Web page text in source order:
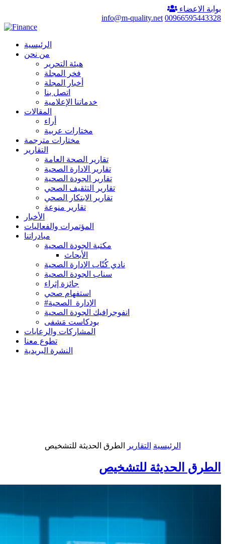
بوابة الاعضاء
00966595443328
info@m-quality.net
الرئيسية
من نحن
هيئة التحرير
فخر المجلة
أخبار المجلة
اتصل بنا
خدماتنا الإعلامية
المقالات
أراء
مختارات عربية
مختارات مترجمة
التقارير
تقارير الصحة العامة
تقارير الادارة الصحية
تقارير الجودة الصحية
تقارير التثقيف الصحي
تقارير الابتكار الصحي
تقارير منوعة
الأخبار
المؤتمرات والفعاليات
مبادراتنا
مكتبة الجودة الصحية
الأبحاث
نادي كُتّاب الإدارة الصحية
سناب الجودة الصحية
جائزة إثراء
استفهام صحي
#الإدارة_الصحية
انفوجرافيك الجودة الصحية
بودكاست مَشفى
المشاركات والرعايات
تطوع معنا
النشرة البريدية
الرئيسية التقارير الطرق الحديثة للتشخيص
الطرق الحديثة للتشخيص